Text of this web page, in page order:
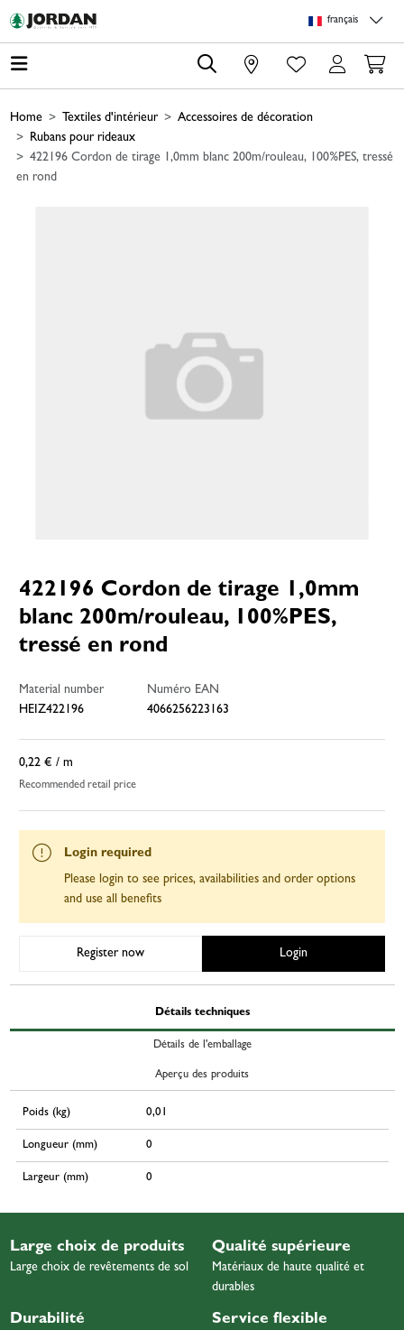
français
0
Home Textiles d'intérieur
Accessoires de décoration
Rubans pour rideaux
422196 Cordon de tirage 1,0mm blanc 200m/rouleau, 100%PES, tressé
en rond
422196 Cordon de tirage 1,0mm
blanc 200m/rouleau, 100%PES,
tressé en rond
Material number
HEIZ422196
Numéro EAN
4066256223163
0,22 € / m
Recommended retail price
Login required
Please login to see prices, availabilities and order options
and use all benefits
Register now Login
Détails techniques
Détails de l'emballage
Aperçu des produits
Poids (kg) 0,01
Longueur (mm) 0
Largeur (mm) 0
Large choix de produits
Large choix de revêtements de sol
Qualité supérieure
Matériaux de haute qualité et
durables
Durabilité Service flexible